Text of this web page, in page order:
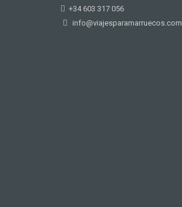
+34 603 317 056
info@viajesparamarruecos.com